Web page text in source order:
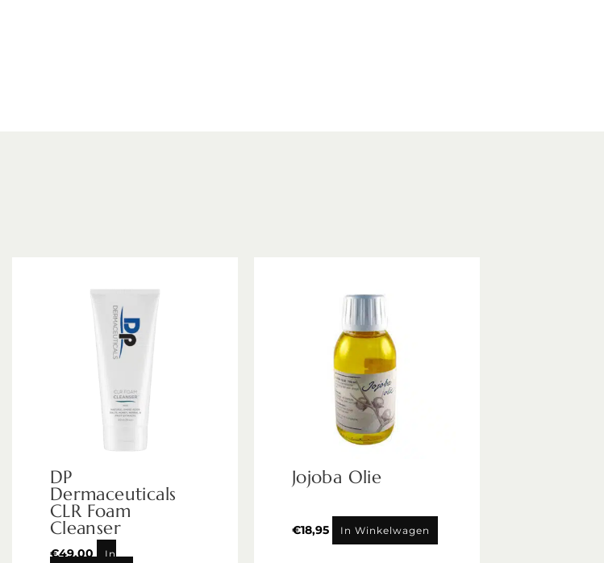
DP
Dermaceuticals
CLR Foam
Cleanser
€49,00
In
Jojoba Olie
€18,95 In Winkelwagen